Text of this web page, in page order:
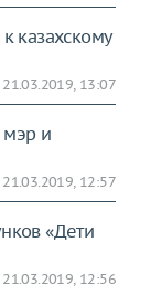
казахскому
21.03.2019, 13:07
мэр и
21.03.2019, 12:57
«Дети
21.03.2019, 12:56